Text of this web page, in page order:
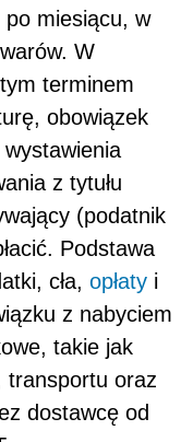
miesiącu, w
W
terminem
obowiązek
z tytułu
(podatnik
Podstawa
cła, opłaty i
z nabyciem
takie jak
transportu oraz
dostawcę od